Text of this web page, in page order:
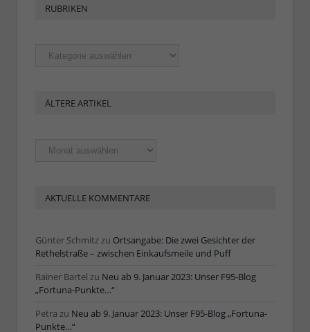
RUBRIKEN
Rubriken
ÄLTERE ARTIKEL
Ältere
Artikel
AKTUELLE KOMMENTARE
Günter Schmitzzu Ortsangabe: Die zwei Gesichter der
Rethelstraße – zwischen Einkaufsmeile und Puff
Rainer Bartel zu Neu ab 9. Januar 2023: Unser F95-Blog
„Fortuna-Punkte…“
Petra zu Neu ab 9. Januar 2023: Unser F95-Blog „Fortuna-
Punkte…“